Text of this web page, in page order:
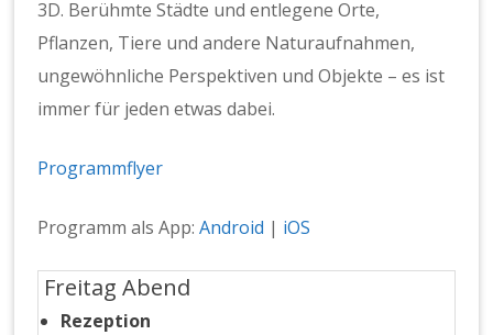
3D. Berühmte Städte und entle­gene Orte,
Pflanzen, Tiere und andere Nat­u­rauf­nah­men,
ungewöhn­liche Per­spek­tiv­en und Objek­te – es ist
immer für jeden etwas dabei.
Pro­gramm­fly­er
Pro­gramm als App:Android | iOS
Freitag Abend
Rezep­tion